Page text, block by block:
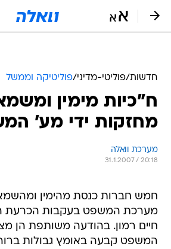
חדשות/פוליטי-מדיני/פוליטיקה וממשל
ח"כיות מימין
מחזקות ידי מע'
מערכת וואלה
31.1.2007 / 20:18
חמש חברות כנסת מהימין
מערכת המשפט בעקבות הכרעת
חיים רמון. בהודעה משותפת הן
המשפט קבעה באומץ גבולות